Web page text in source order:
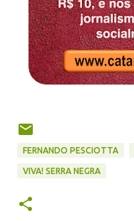
FERNANDO PESCIOTTA
VIVA! SERRA NEGRA